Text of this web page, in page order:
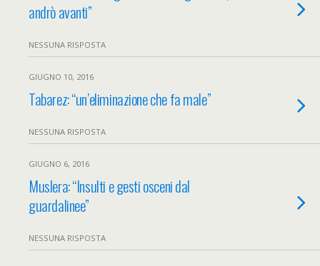
andrò avanti”
NESSUNA RISPOSTA
GIUGNO 10, 2016
Tabarez: “un’eliminazione che fa male”
NESSUNA RISPOSTA
GIUGNO 6, 2016
Muslera: “Insulti e gesti osceni dal
guardalinee”
NESSUNA RISPOSTA